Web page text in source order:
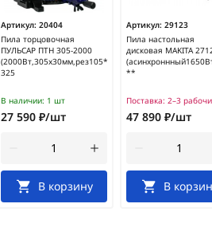
Артикул: 20404
Пила торцовочная
ПУЛЬСАР ПТН 305-2000
(2000Вт,305х30мм,рез105*335мм,ремень,лазер)/791-
325
В наличии: 1 шт
27 590 ₽/шт
В корзину
Артикул: 29123
Пила настольная
дисковая MAKITA
**
Поставка: 2–3
47 890 ₽/шт
В